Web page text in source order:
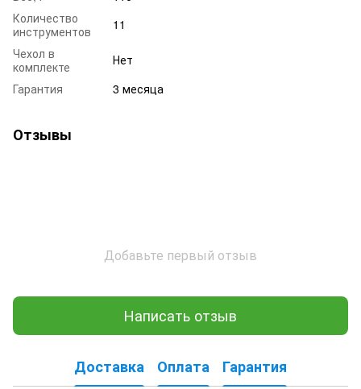
Количество
инструментов
11
Чехол в
комплекте
Нет
Гарантия
3 месяца
Отзывы
Добавьте первый отзыв
Написать отзыв
Доставка Оплата Гарантия